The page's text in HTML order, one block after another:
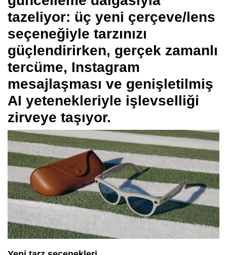
tazeliyor: üç yeni çerçeve/lens
seçeneğiyle tarzınızı
güçlendirirken, gerçek zamanlı
tercüme, Instagram
mesajlaşması ve genişletilmiş
AI yetenekleriyle işlevselliği
zirveye taşıyor.